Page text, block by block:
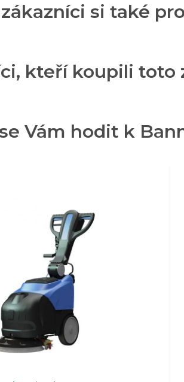
si také
kteří koupili toto
Vám hodit k